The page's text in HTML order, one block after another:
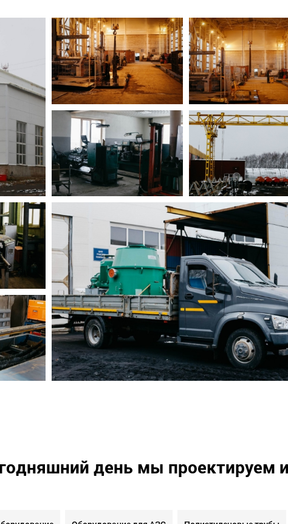
день мы проектируем